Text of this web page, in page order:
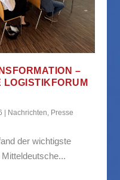
–
| Nachrichten Presse
der wichtigste